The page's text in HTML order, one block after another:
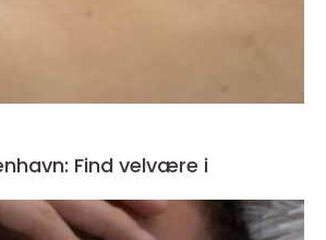
Find velvære i